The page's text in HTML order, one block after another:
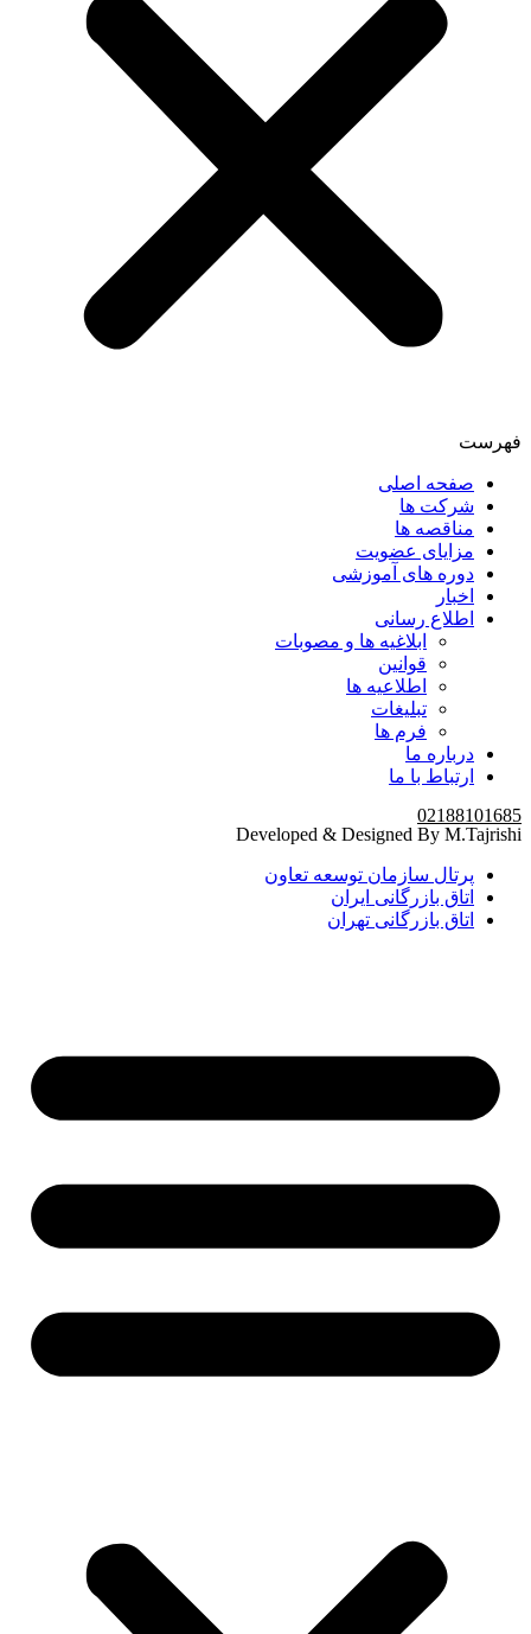
فهرست
صفحه اصلی
شرکت ها
مناقصه ها
مزایای عضویت
دوره های آموزشی
اخبار
اطلاع رسانی
ابلاغیه ها و مصوبات
قوانین
اطلاعیه ها
تبلیغات
فرم ها
درباره ما
ارتباط با ما
02188101685
Developed & Designed By M.Tajrishi
پرتال سازمان توسعه تعاون
اتاق بازرگانی ایران
اتاق بازرگانی تهران